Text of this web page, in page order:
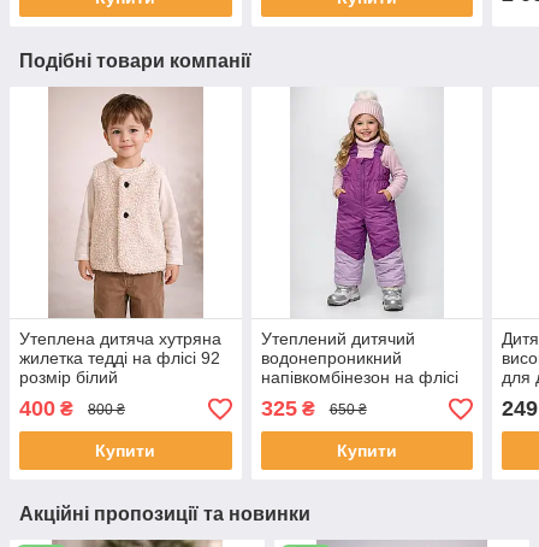
Подібні товари компанії
Утеплена дитяча хутряна
жилетка тедді на флісі 92
розмір білий
400 ₴ 800 ₴
Купити
Утеплений дитячий
водонепроникний
напівкомбінезон на флісі
so cute фіолетового
кольору розмір 86
325₴ 650 ₴
Купити
для
164
249
Акційні пропозиції та новинки